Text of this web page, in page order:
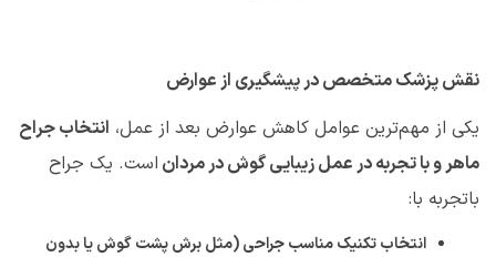
نقش پزشک متخصص در پیشگیری از عوارض
یکی از مهم‌ترین عوامل کاهش عوارض بعد از عمل، انتخاب جراح
ماهر و با تجربه در عمل زیبایی گوش در مردان است. یک جراح
باتجربه با:
انتخاب تکنیک مناسب جراحی (مثل برش پشت گوش یا بدون